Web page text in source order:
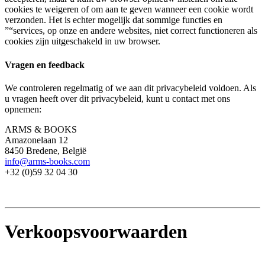
cookies te weigeren of om aan te geven wanneer een cookie wordt
verzonden. Het is echter mogelijk dat sommige functies en
”“services, op onze en andere websites, niet correct functioneren als
cookies zijn uitgeschakeld in uw browser.
Vragen en feedback
We controleren regelmatig of we aan dit privacybeleid voldoen. Als
u vragen heeft over dit privacybeleid, kunt u contact met ons
opnemen:
ARMS & BOOKS
Amazonelaan 12
8450 Bredene, België
info@arms-books.com
+32 (0)59 32 04 30
Verkoopsvoorwaarden